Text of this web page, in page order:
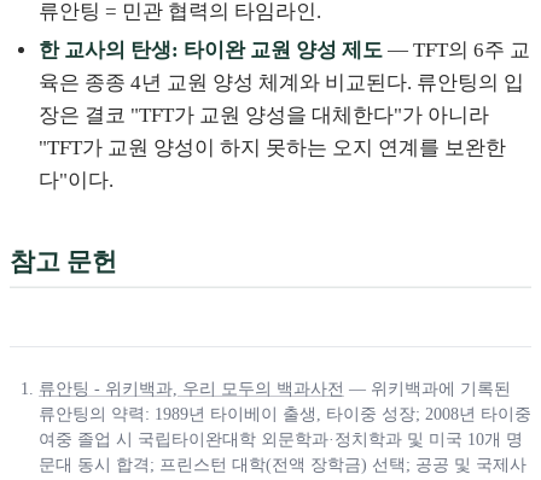
류안팅 = 민관 협력의 타임라인.
한 교사의 탄생: 타이완 교원 양성 제도 — TFT의 6주 교
육은 종종 4년 교원 양성 체계와 비교된다. 류안팅의 입
장은 결코 "TFT가 교원 양성을 대체한다"가 아니라
"TFT가 교원 양성이 하지 못하는 오지 연계를 보완한
다"이다.
참고 문헌
류안팅 - 위키백과, 우리 모두의 백과사전 — 위키백과에 기록된
류안팅의 약력: 1989년 타이베이 출생, 타이중 성장; 2008년 타이중
여중 졸업 시 국립타이완대학 외문학과·정치학과 및 미국 10개 명
문대 동시 합격; 프린스턴 대학(전액 장학금) 선택; 공공 및 국제사